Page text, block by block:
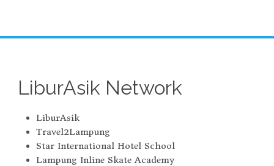
LiburAsik Network
LiburAsik
Travel2Lampung
Star International Hotel School
Lampung Inline Skate Academy